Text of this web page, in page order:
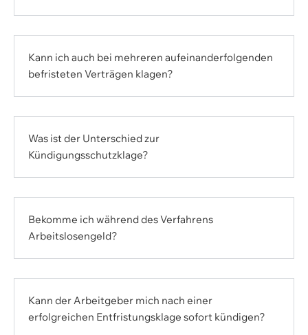
Kann ich auch bei mehreren aufeinanderfolgenden
befristeten Verträgen klagen?
Was ist der Unterschied zur
Kündigungsschutzklage?
Bekomme ich während des Verfahrens
Arbeitslosengeld?
Kann der Arbeitgeber mich nach einer
erfolgreichen Entfristungsklage sofort kündigen?